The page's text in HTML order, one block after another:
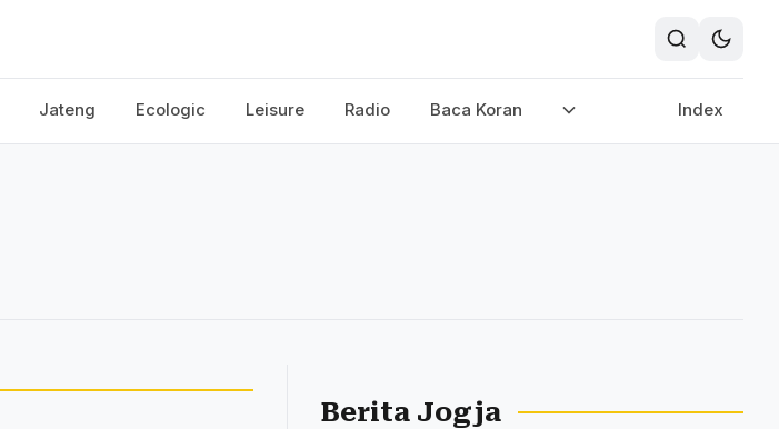
Jateng Ecologic Leisure Radio Baca Koran Index
Berita Jogja